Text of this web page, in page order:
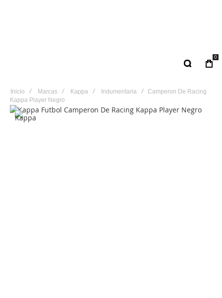
0
Inicio Marcas Kappa Indumentaria
Camperon De Racing
Kappa Player Negro